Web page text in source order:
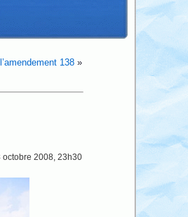
138 »
octobre 2008, 23h30